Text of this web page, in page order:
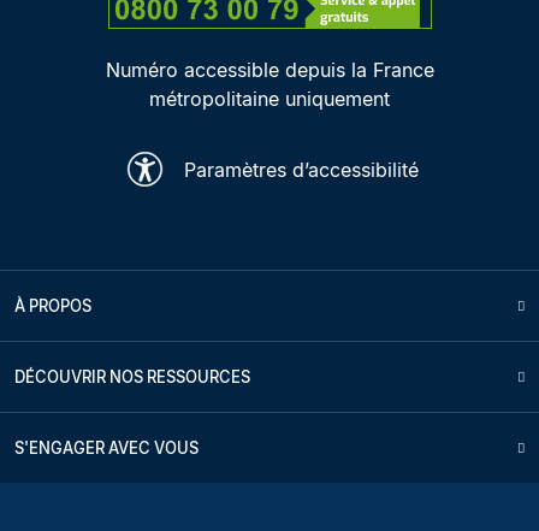
Numéro accessible depuis la France
métropolitaine uniquement
Paramètres d’accessibilité
À PROPOS
DÉCOUVRIR NOS RESSOURCES
S'ENGAGER AVEC VOUS